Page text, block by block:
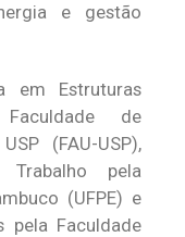
e gestão
em Estruturas
de
(FAU-USP),
pela
(UFPE) e
pela Faculdade